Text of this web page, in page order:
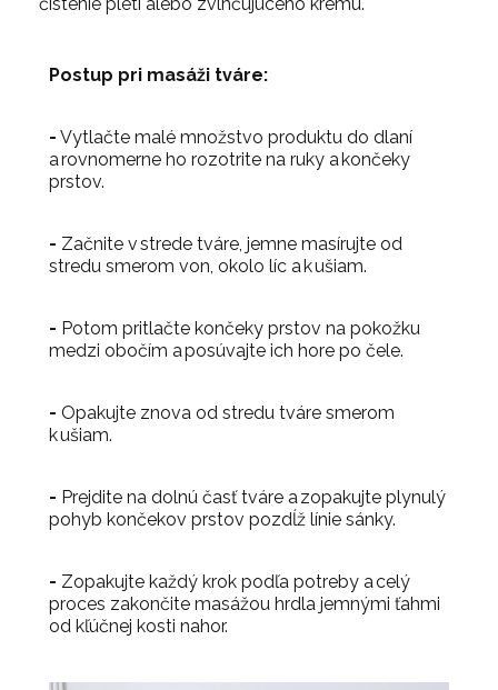
Postup pri masáži tváre:
- Vytlačte malé množstvo produktu do dlaní
a rovnomerne ho rozotrite na ruky a končeky
prstov.
- Začnite v strede tváre, jemne masírujte od
stredu smerom von, okolo líc a k ušiam.
- Potom pritlačte končeky prstov na pokožku
medzi obočím a posúvajte ich hore po čele.
- Opakujte znova od stredu tváre smerom
k ušiam.
- Prejdite na dolnú časť tváre a zopakujte plynulý
pohyb končekov prstov pozdĺž línie sánky.
- Zopakujte každý krok podľa potreby a celý
proces zakončite masážou hrdla jemnými ťahmi
od kľúčnej kosti nahor.